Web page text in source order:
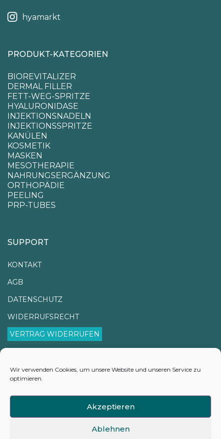
Wir verwenden Cookies, um unsere Website und unseren Service zu
optimieren.
Akzeptieren
Ablehnen
hyamarkt
PRODUKT-KATEGORIEN
BIOREVITALIZER
DERMAL FILLER
FETT-WEG-SPRITZE
HYALURONIDASE
INJEKTIONSNADELN
INJEKTIONSSPRITZE
KANÜLEN
KOSMETIK
MASKEN
MESOTHERAPIE
NAHRUNGSERGÄNZUNG
ORTHOPÄDIE
PEELING
PRP-TUBES
SUPPORT
KONTAKT
AGB
DATENSCHUTZ
WIDERRUFSRECHT
VERTRAG WIDERRUFEN
VERSANDINFORMATIONEN
COOKIE-RICHTLINIE (EU)